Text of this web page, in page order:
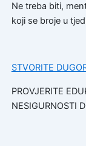
Ne treba biti,
koji se broje u
STVORITE
PROVJERITE
NESIGURNOSTI